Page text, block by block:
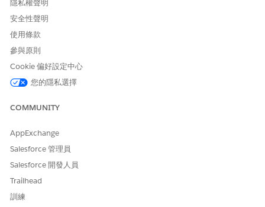
隱私權聲明
安全性聲明
使用條款
參與原則
Cookie 偏好設定中心
您的隱私選擇
COMMUNITY
AppExchange
Salesforce 管理員
Salesforce 開發人員
Trailhead
訓練